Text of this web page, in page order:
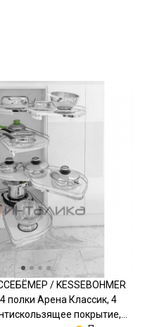
/ KESSEBOHMER
полки Арена Классик, 4
покрытие,